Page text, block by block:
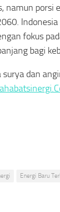
namun
fokus
bagi
dan
Energi Baru